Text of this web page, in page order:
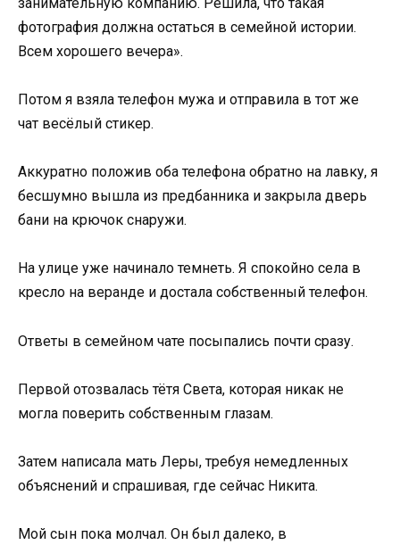
фотография должна остаться в семейной истории.
Всем хорошего вечера».
Потом я взяла телефон мужа и отправила в тот же
чат весёлый стикер.
Аккуратно положив оба телефона обратно на лавку, я
бесшумно вышла из предбанника и закрыла дверь
бани на крючок снаружи.
На улице уже начинало темнеть. Я спокойно села в
кресло на веранде и достала собственный телефон.
Ответы в семейном чате посыпались почти сразу.
Первой отозвалась тётя Света, которая никак не
могла поверить собственным глазам.
Затем написала мать Леры, требуя немедленных
объяснений и спрашивая, где сейчас Никита.
Мой сын пока молчал. Он был далеко, в